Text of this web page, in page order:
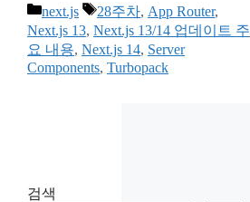
카
테
고
리
next.js
태
그
28주차, App Router,
Next.js 13, Next.js 13/14 업데이트 주
요 내용, Next.js 14, Server
Components, Turbopack
검색